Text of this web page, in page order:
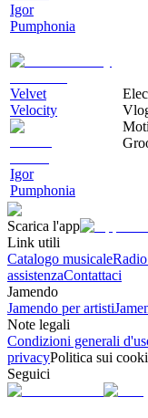
Igor
Pumphonia
Velvet
Velocity
Igor
Pumphonia
Scarica l'app
Link utili
Catalogo musicale
assistenzaContattaci
Jamendo
Jamendo per artisti
Note legali
Condizioni generali
privacyPolitica sui
Seguici